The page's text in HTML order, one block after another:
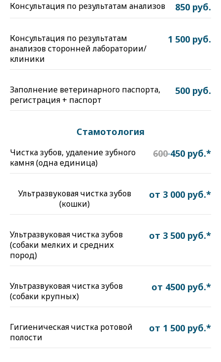
Консультация по результатам анализов 850 руб.
Консультация по результатам
анализов сторонней лаборатории/
клиники
1 500 руб.
Заполнение ветеринарного паспорта,
регистрация + паспорт
500 руб.
Стамотология
Чистка зубов, удаление зубного
камня (одна единица)
600 450 руб.*
Ультразвуковая чистка зубов
(кошки)
от 3 000 руб.*
Ультразвуковая чистка зубов
(собаки мелких и средних
пород)
от 3 500 руб.*
Ультразвуковая чистка зубов
(собаки крупных)
от 4500 руб.*
Гигиеническая чистка ротовой
полости
от 1 500 руб.*